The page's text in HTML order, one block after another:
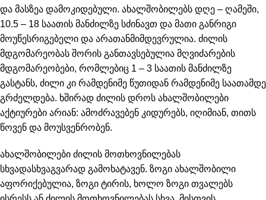
და მასზეა დამოკიდებული. ახალშობილებს დღე – ღამეში,
10.5 – 18 საათის მანძილზე სძინავთ და მათი განრიგი
მოუწესრიგებელი და არათანმიმდევრულია. ძილის
მდგომარეობას შორის განთავსებულია მღვიძარების
მდგომარეობები, რომლებიც 1 – 3 საათის მანძილზე
გასტანს, ძილი კი რამდენიმე წუთიდან რამდენიმე საათამდე
გრძელდება. ხშირად ძილის დროს ახალშობილები
აქტიურები არიან: ამოძრავებენ კიდურებს, იღიმიან, თითს
წოვენ და მოუსვენრობენ.
ახალშობილები ძილის მოთხოვნილებას
სხვადასხვაგვარად გამოხატავენ. ზოგი ახალშობილი
აფორიქებულია, ზოგი ტირის, ხოლო ზოგი თვალებს